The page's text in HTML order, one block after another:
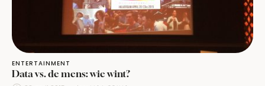
ENTERTAINMENT
Data vs. de mens: wie wint?